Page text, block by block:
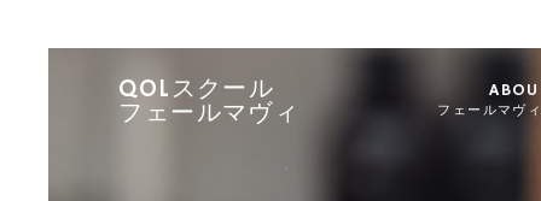
QOLスクール
フェールマヴィ
フェールマヴ